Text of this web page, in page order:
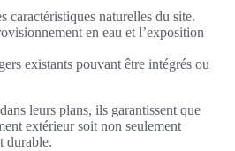
caractéristiques naturelles du site.
en eau et l’exposition
existants pouvant être intégrés ou
leurs plans, ils garantissent que
extérieur soit non seulement
durable.